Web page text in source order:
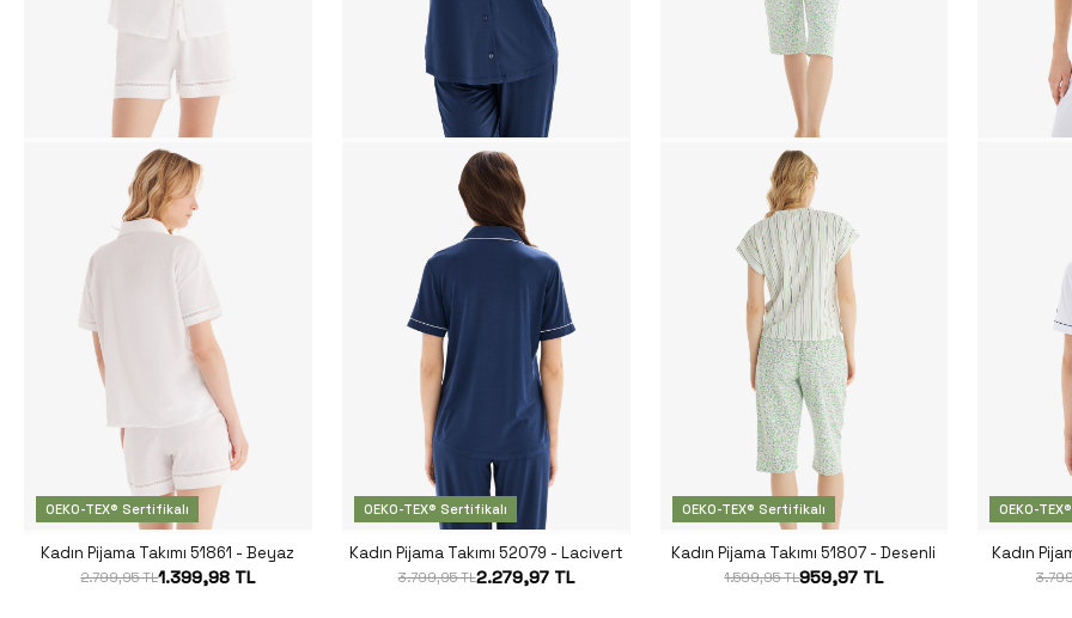
OEKO-TEX® Sertifikalı
Kadın Pijama Takımı 51861 - Beyaz
2.799,95 TL1.399,98 TL
OEKO-TEX® Sertifikalı
Kadın Pijama Takımı 52079 - Lacivert
3.799,95 TL2.279,97 TL
OEKO-TEX® Sertifikalı
Kadın Pijama Takımı 51807 - Desenli
1.599,95 TL959,97 TL
OEKO-
Kadın